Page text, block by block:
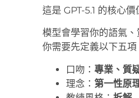
這是 GPT-5.1 的核心價
模型會學習你的語氣
你需要先定義以下五項
口吻： 專業、質
理念： 第一性原